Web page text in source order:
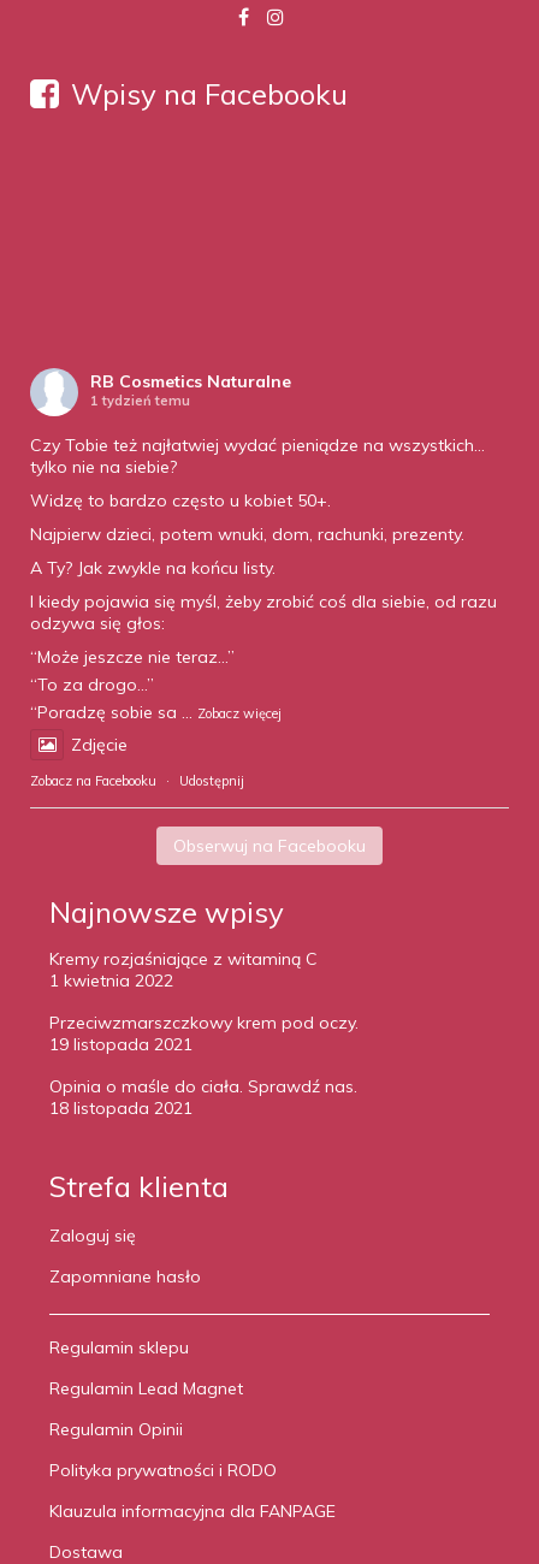
Wpisy na Facebooku
RB Cosmetics Naturalne
1 tydzień temu
Czy Tobie też najłatwiej wydać pieniądze na wszystkich…
tylko nie na siebie?
Widzę to bardzo często u kobiet 50+.
Najpierw dzieci, potem wnuki, dom, rachunki, prezenty.
A Ty? Jak zwykle na końcu listy.
I kiedy pojawia się myśl, żeby zrobić coś dla siebie, od razu
odzywa się głos:
“Może jeszcze nie teraz…”
“To za drogo…”
“Poradzę sobie sa ... Zobacz więcej
Zdjęcie
Zobacz na Facebooku · Udostępnij
Obserwuj na Facebooku
Najnowsze wpisy
Kremy rozjaśniające z witaminą C
1 kwietnia 2022
Przeciwzmarszczkowy krem pod oczy.
19 listopada 2021
Opinia o maśle do ciała. Sprawdź nas.
18 listopada 2021
Strefa klienta
Zaloguj się
Zapomniane hasło
Regulamin sklepu
Regulamin Lead Magnet
Regulamin Opinii
Polityka prywatności i RODO
Klauzula informacyjna dla FANPAGE
Dostawa